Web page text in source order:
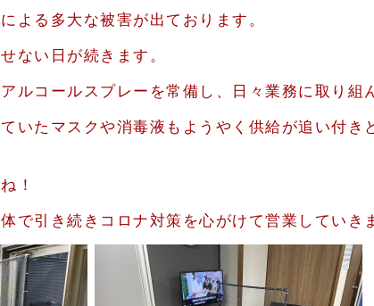
よる多大な被害が出ております。
ない日が続きます。
ルコールスプレーを常備し、日々業務に取り組
いたマスクや消毒液もようやく供給が追い付き
！
で引き続きコロナ対策を心がけて営業していき